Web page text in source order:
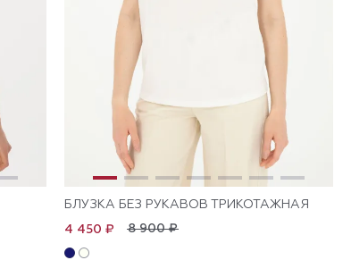
БЛУЗКА БЕЗ РУКАВОВ ТРИКОТАЖНАЯ
8 900 ₽
4 450 ₽